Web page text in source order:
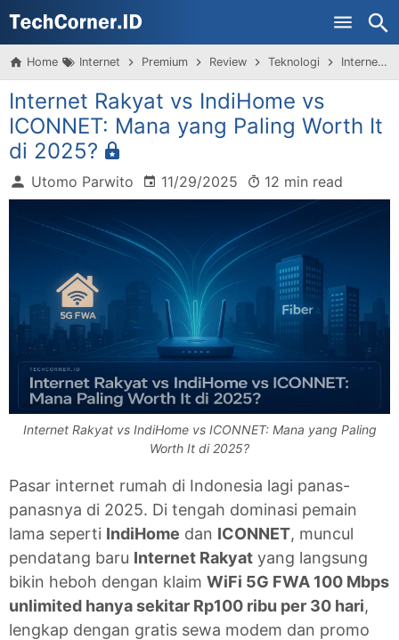
Home Internet Premium Review Teknologi Internet Rakyat vs IndiHome vs ICONNET: Mana yang Paling Worth It di 2025?
Internet Rakyat vs IndiHome vs
ICONNET: Mana yang Paling Worth It
di 2025?
Utomo Parwito 11/29/2025 12 min read
Internet Rakyat vs IndiHome vs ICONNET: Mana yang Paling
Worth It di 2025?
Pasar internet rumah di Indonesia lagi panas-
panasnya di 2025. Di tengah dominasi pemain
lama seperti IndiHome dan ICONNET, muncul
pendatang baru Internet Rakyat yang langsung
bikin heboh dengan klaim WiFi 5G FWA 100 Mbps
unlimited hanya sekitar Rp100 ribu per 30 hari,
lengkap dengan gratis sewa modem dan promo